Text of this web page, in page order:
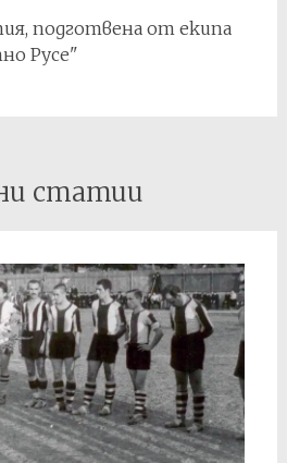
подготвена от екипа
Русе"
статии